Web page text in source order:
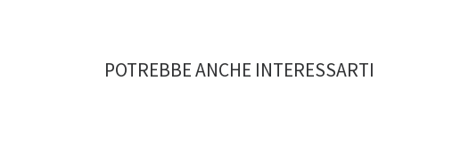
POTREBBE ANCHE INTERESSARTI